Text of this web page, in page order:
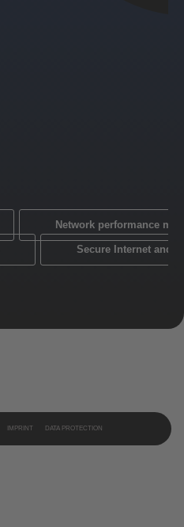
Network performance
Secure Internet and
IMPRINT DATA PROTECTION